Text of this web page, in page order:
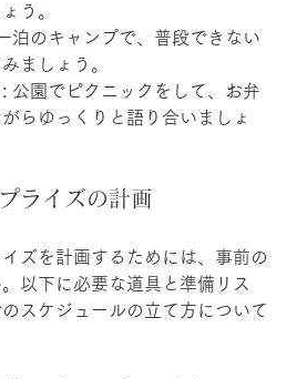
う。
泊のキャンプで、普段できない
ましょう。
公園でピクニックをして、お弁
らゆっくりと語り合いましょ
ライズの計画
ズを計画するためには、事前の
以下に必要な道具と準備リス
スケジュールの立て方について